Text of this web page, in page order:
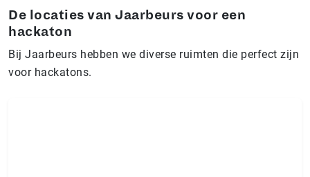
De locaties van Jaarbeurs voor een
hackaton
Bij Jaarbeurs hebben we diverse ruimten die perfect zijn
voor hackatons.